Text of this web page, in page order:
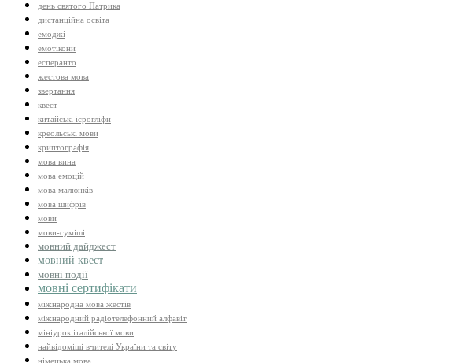
день святого Патрика
дистанційна освіта
емоджі
емотікони
есперанто
жестова мова
звертання
квест
китайські ієрогліфи
креольські мови
криптографія
мова вина
мова емоцій
мова малюнків
мова шифрів
мови
мови-суміші
мовний дайджест
мовний квест
мовні події
мовні сертифікати
міжнародна мова жестів
міжнародний радіотелефонний алфавіт
мініурок італійської мови
найвідоміші вчителі України та світу
німецька мова